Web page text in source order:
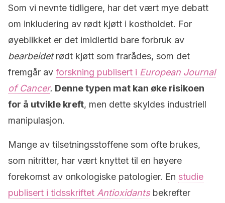
Som vi nevnte tidligere, har det vært mye debatt
om inkludering av rødt kjøtt i kostholdet. For
øyeblikket er det imidlertid bare forbruk av
bearbeidetrødt kjøtt som frarådes, som det
fremgår av forskning publisert i European Journal
of Cancer. Denne typen mat kan øke risikoen
for å utvikle kreft, men dette skyldes industriell
manipulasjon.
Mange av tilsetningsstoffene som ofte brukes,
som nitritter, har vært knyttet til en høyere
forekomst av onkologiske patologier. En studie
publisert i tidsskriftet Antioxidants bekrefter